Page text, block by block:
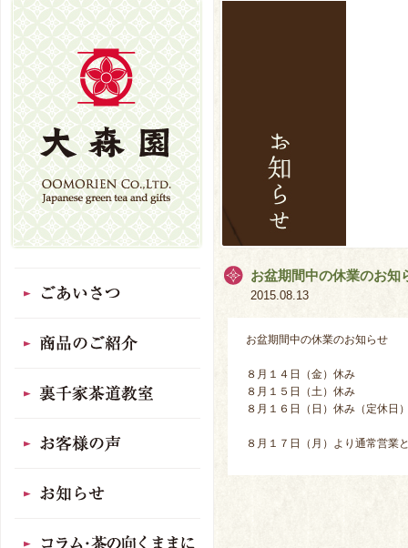
お盆期間中の休業のお知
2015.08.13
お盆期間中の休業のお知らせ
８月１４日（金）休み
８月１５日（土）休み
８月１６日（日）休み（定休日
８月１７日（月）より通常営業